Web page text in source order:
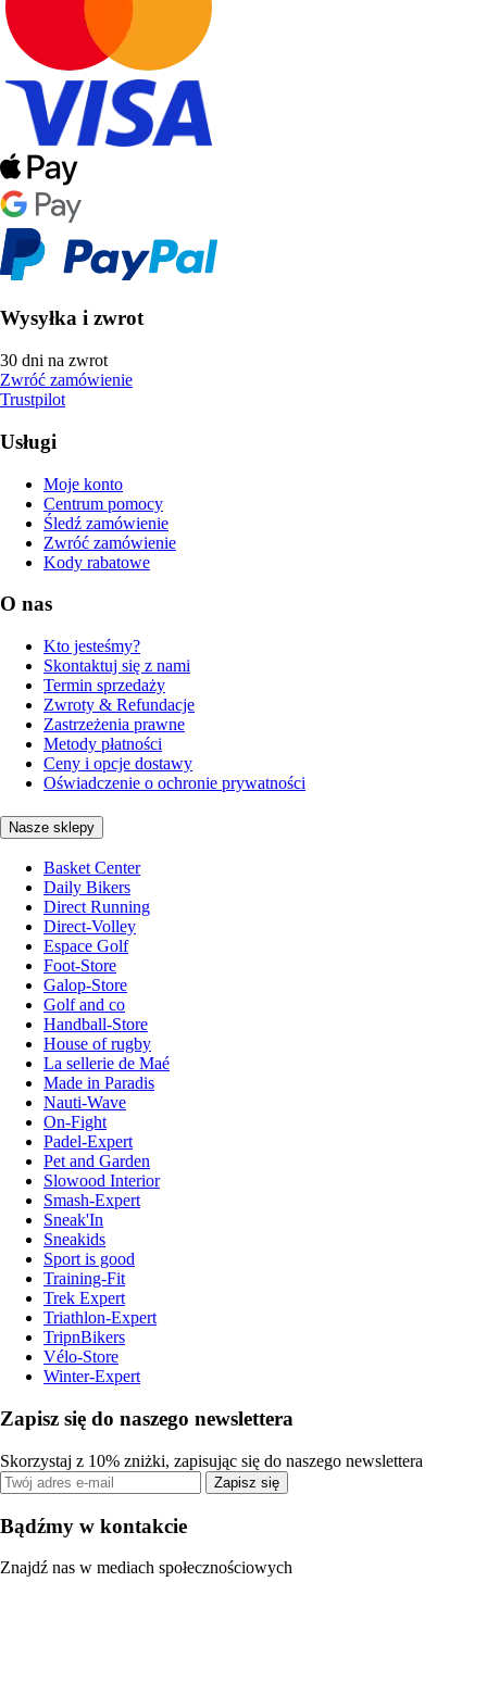
Wysyłka i zwrot
30 dni na zwrot
Zwróć zamówienie
Trustpilot
Usługi
Moje konto
Centrum pomocy
Śledź zamówienie
Zwróć zamówienie
Kody rabatowe
O nas
Kto jesteśmy?
Skontaktuj się z nami
Termin sprzedaży
Zwroty & Refundacje
Zastrzeżenia prawne
Metody płatności
Ceny i opcje dostawy
Oświadczenie o ochronie prywatności
Nasze sklepy
Basket Center
Daily Bikers
Direct Running
Direct-Volley
Espace Golf
Foot-Store
Galop-Store
Golf and co
Handball-Store
House of rugby
La sellerie de Maé
Made in Paradis
Nauti-Wave
On-Fight
Padel-Expert
Pet and Garden
Slowood Interior
Smash-Expert
Sneak'In
Sneakids
Sport is good
Training-Fit
Trek Expert
Triathlon-Expert
TripnBikers
Vélo-Store
Winter-Expert
Zapisz się do naszego newslettera
Skorzystaj z 10% zniżki, zapisując się do naszego newslettera
Zapisz się
Bądźmy w kontakcie
Znajdź nas w mediach społecznościowych